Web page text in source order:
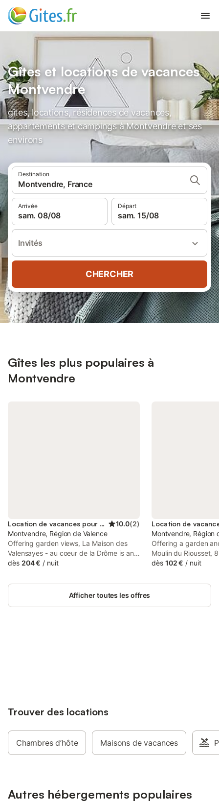
Gîtes et locations de vacances
Montvendre
gîtes, locations, résidences de vacances,
appartements et campings à Montvendre et ses
environs
Destination
Montvendre, France
Arrivée
sam. 08/08
Départ
sam. 15/08
Invités
CHERCHER
Gîtes les plus populaires à
Montvendre
Location de vacances pour 6 personnes 10.0(2)
Montvendre, Région de Valence
Offering garden views, La Maison des
Valensayes - au coeur de la Drôme is an
accommodation set in Montvendre, 10
km from Valence St Didier Golf Course.
dès 204 € / nuit
Montvendre, Région
Offering a garden
Moulin du Riousset,
maison de famille au
12 km from Joseph
dès 102 € / nuit
Afficher toutes les offres
Trouver des locations
Chambres d’hôte Maisons de vacances
Autres hébergements populaires